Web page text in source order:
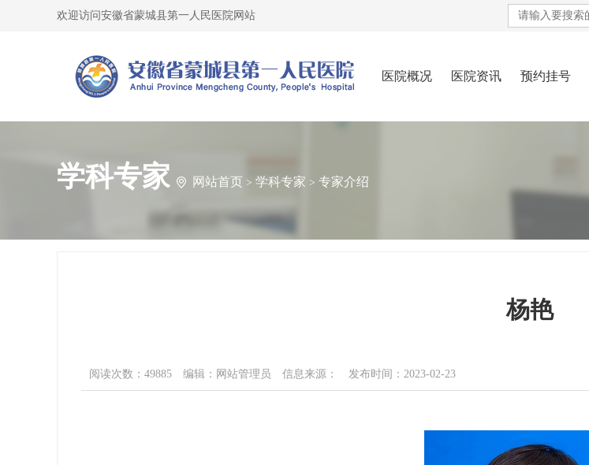
欢迎访问安徽省蒙城县第一人民医院网站
医院概况 医院资讯 预约挂号
学科专家 网站首页 > 学科专家 > 专家介绍
杨艳
阅读次数：49885 编辑：网站管理员 信息来源： 发布时间：2023-02-23